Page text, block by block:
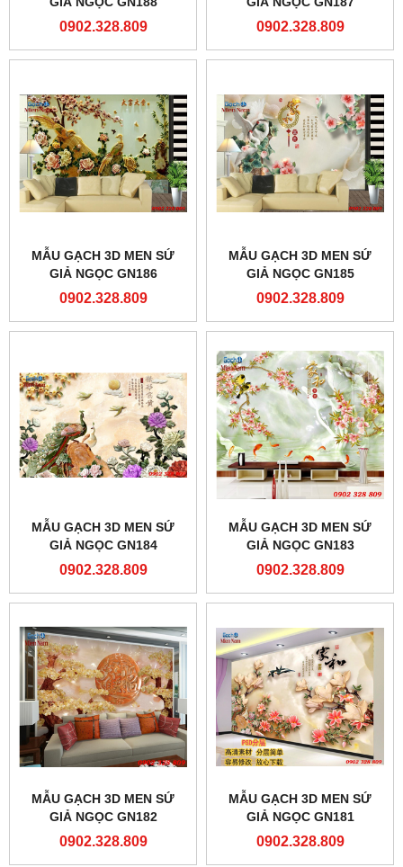
0902.328.809 0902.328.809
MẪU GẠCH 3D MEN SỨ
GIẢ NGỌC GN186
0902.328.809
MẪU GẠCH 3D MEN SỨ
GIẢ NGỌC GN185
0902.328.809
MẪU GẠCH 3D MEN SỨ
GIẢ NGỌC GN184
0902.328.809
MẪU GẠCH 3D MEN SỨ
GIẢ NGỌC GN183
0902.328.809
MẪU GẠCH 3D MEN SỨ
GIẢ NGỌC GN182
0902.328.809
MẪU GẠCH 3D MEN SỨ
GIẢ NGỌC GN181
0902.328.809